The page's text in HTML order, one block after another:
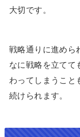
大切です。
戦略通りに進めら
なに戦略を立てて
わってしまうこと
続けられます。